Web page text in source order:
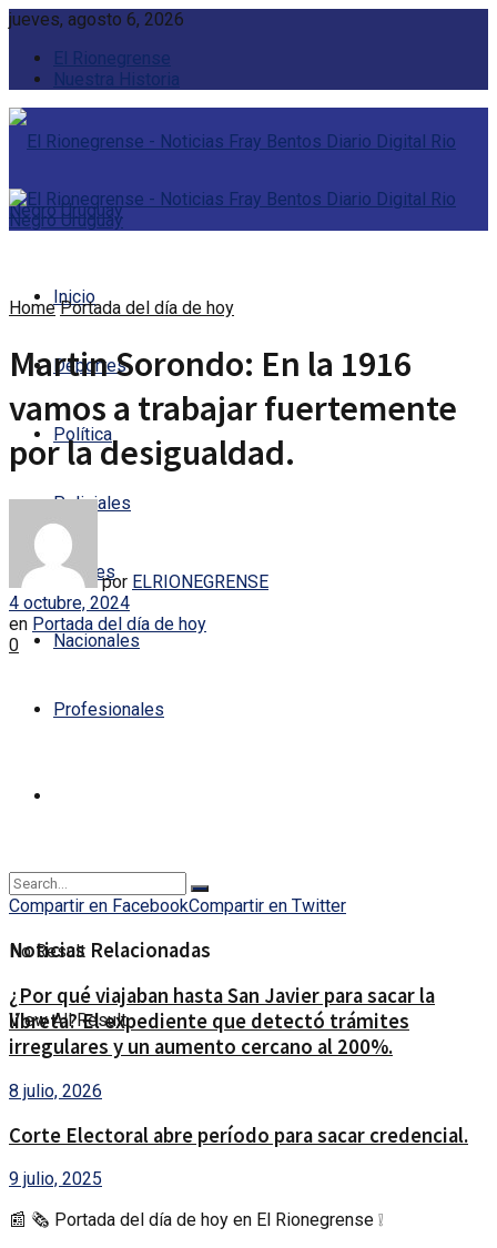
jueves, agosto 6, 2026
El Rionegrense
Nuestra Historia
Inicio
Deportes
Política
Policiales
Locales
Nacionales
Profesionales
No Result
View All Result
Home Portada del día de hoy
Martin Sorondo: En la 1916
vamos a trabajar fuertemente
por la desigualdad.
por ELRIONEGRENSE
4 octubre, 2024
en Portada del día de hoy
0
Compartir en FacebookCompartir en Twitter
Noticias Relacionadas
¿Por qué viajaban hasta San Javier para sacar la
libreta? El expediente que detectó trámites
irregulares y un aumento cercano al 200%.
8 julio, 2026
Corte Electoral abre período para sacar credencial.
9 julio, 2025
📰 🗞 Portada del día de hoy en El Rionegrense ❕